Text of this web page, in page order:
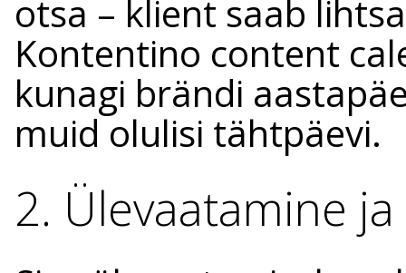
otsa – klient saab
Kontentino content
kunagi brändi
muid olulisi tähtpäevi.
2. Ülevaatamine